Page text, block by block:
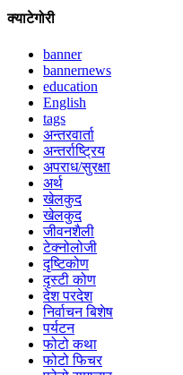
क्याटेगोरी
banner
bannernews
education
English
tags
अन्तरवार्ता
अन्तर्राष्ट्रिय
अपराध/सुरक्षा
अर्थ
खेलकुद
खेलकुद
जीवनशैली
टेक्नोलोजी
दृष्टिकोण
दृस्टी कोण
देश परदेश
निर्वाचन बिशेष
पर्यटन
फोटो कथा
फोटो फिचर